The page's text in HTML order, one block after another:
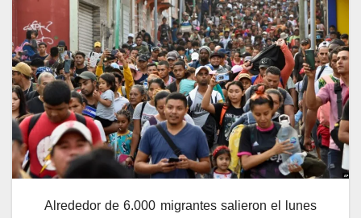
Alrededor de 6.000 migrantes salieron el lunes